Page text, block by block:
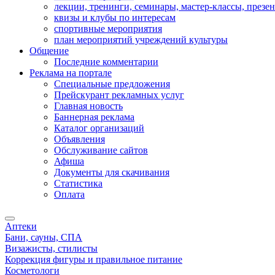
лекции, тренинги, семинары, мастер-классы,
квизы и клубы по интересам
спортивные мероприятия
план мероприятий учреждений культуры
Общение
Последние комментарии
Реклама на портале
Специальные предложения
Прейскурант рекламных услуг
Главная новость
Баннерная реклама
Каталог организаций
Объявления
Обслуживание сайтов
Афиша
Документы для скачивания
Статистика
Оплата
Аптеки
Бани, сауны, СПА
Визажисты, стилисты
Коррекция фигуры и правильное питание
Косметологи